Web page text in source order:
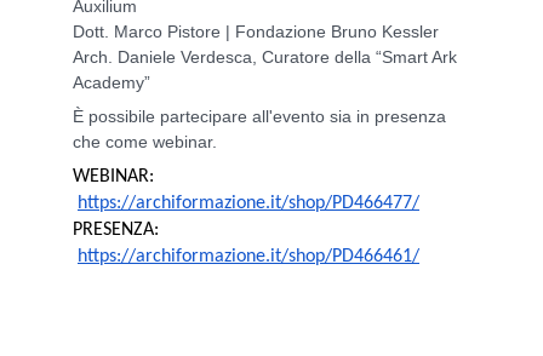
Auxilium
Dott. Marco Pistore | Fondazione Bruno Kessler
Arch. Daniele Verdesca, Curatore della “Smart Ark
Academy”
È possibile partecipare all'evento sia in presenza
che come webinar.
WEBINAR:
https://archiformazione.it/shop/PD466477/
PRESENZA:
https://archiformazione.it/shop/PD466461/